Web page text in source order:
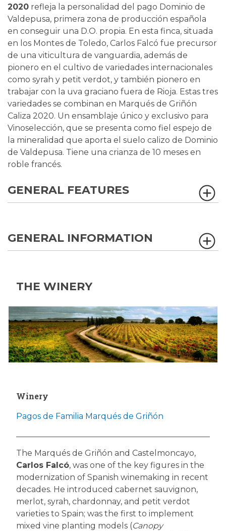
2020 refleja la personalidad del pago Dominio de
Valdepusa, primera zona de producción española
en conseguir una D.O. propia. En esta finca, situada
en los Montes de Toledo, Carlos Falcó fue precursor
de una viticultura de vanguardia, además de
pionero en el cultivo de variedades internacionales
como syrah y petit verdot, y también pionero en
trabajar con la uva graciano fuera de Rioja. Estas tres
variedades se combinan en Marqués de Griñón
Caliza 2020. Un ensamblaje único y exclusivo para
Vinoselección, que se presenta como fiel espejo de
la mineralidad que aporta el suelo calizo de Dominio
de Valdepusa. Tiene una crianza de 10 meses en
roble francés.
GENERAL FEATURES
GENERAL INFORMATION
THE WINERY
Winery
Pagos de Familia Marqués de Griñón
The Marqués de Griñón and Castelmoncayo,
Carlos Falcó, was one of the key figures in the
modernization of Spanish winemaking in recent
decades. He introduced cabernet sauvignon,
merlot, syrah, chardonnay, and petit verdot
varieties to Spain; was the first to implement
mixed vine planting models (Canopy